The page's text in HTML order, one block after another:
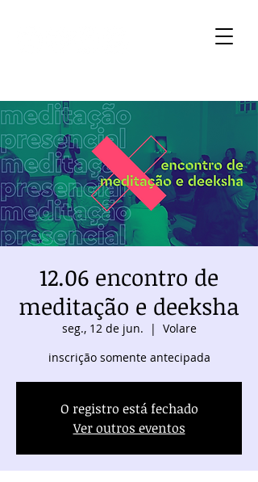
12.06 encontro de
meditação e deeksha
seg., 12 de jun.
  |
Volare
inscrição somente antecipada
O registro está fechado
Ver outros eventos